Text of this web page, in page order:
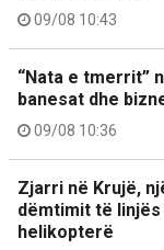
09/08 10:43
“Nata e tmerrit”
banesat dhe
09/08 10:36
Zjarri në Krujë,
dëmtimit të
helikopterë